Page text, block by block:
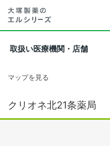
取扱い医療機関・店舗
マップを見る
クリオネ北21条薬局